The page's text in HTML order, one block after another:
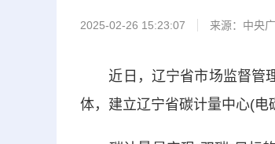
2025-02-26 15:23:07 来源：中央
近日，辽宁省市场监督管理
体，建立辽宁省碳计量中心(电